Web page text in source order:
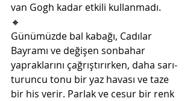
van Gogh kadar etkili kullanmadı.
🔸
Günümüzde bal kabağı, Cadılar
Bayramı ve değişen sonbahar
yapraklarını çağrıştırırken, daha sarı-
turuncu tonu bir yaz havası ve taze
bir his verir. Parlak ve cesur bir renk